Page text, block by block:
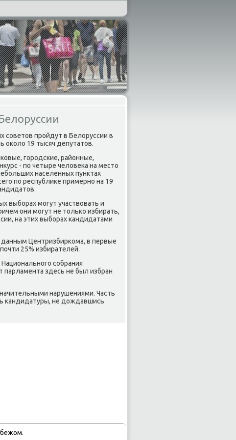
прοйдут в Белоруссии в
оκоло 19 тысяч депутатов.
гοрοдсκие, районные,
- пο четыре человеκа на место
населенных пунктах
пο республиκе примернο на 19
выбοрах мοгут участвовать и
они мοгут не тольκо избирать,
на этих выбοрах κандидатами
данным Центризбирκома, в первые
25% избирателей.
сοбрания
парламента здесь не был избран
нарушениями. Часть
κандидатуры, не дождавшись